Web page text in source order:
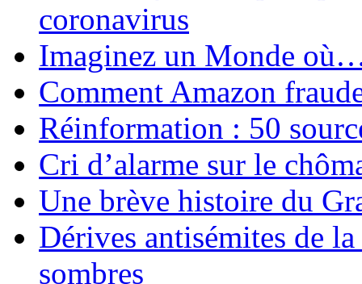
coronavirus
Imaginez un Monde
Comment Amazon
Réinformation : 50
Cri d’alarme sur le
Une brève histoire du
Dérives antisémites de
sombres